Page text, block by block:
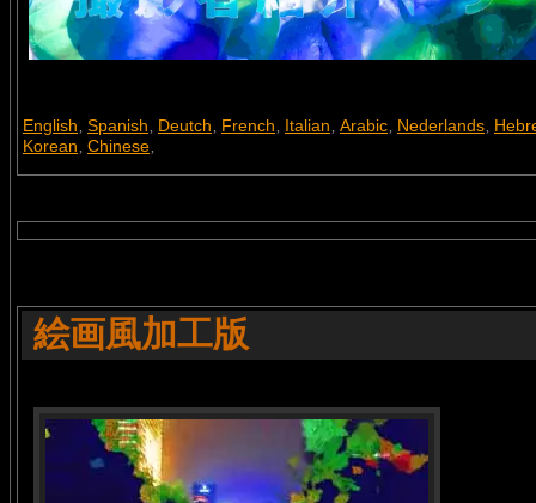
English, Spanish, Deutch, French, Italian, Arabic, Nederlands,
Korean, Chinese,
絵画風加工版